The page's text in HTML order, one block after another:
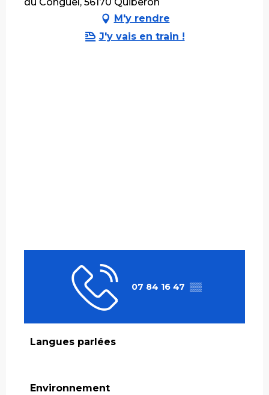
M'y rendre
J'y vais en train !
07 84 16 47 ▒▒
Langues parlées
Langues parlées
Environnement
Environnement